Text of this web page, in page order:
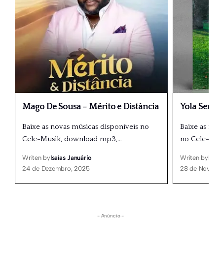
Mago De Sousa – Mérito e Distância
Baixe as novas músicas disponíveis no
Cele-Musik, download mp3,…
Writen byIsaías Januário
24 de Dezembro, 2025
Yola
Baixe as
no Cele-
Writen by
28 de
- Anúncio -